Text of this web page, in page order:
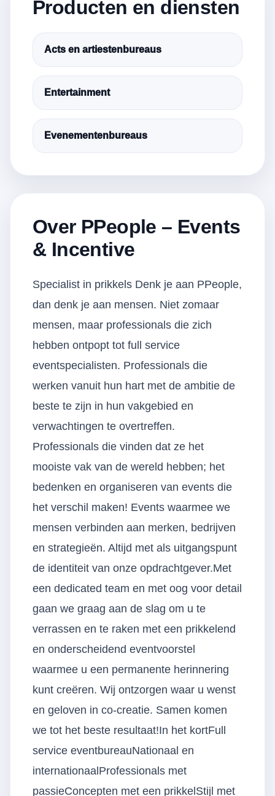
Producten en diensten
Acts en artiestenbureaus
Entertainment
Evenementenbureaus
Over PPeople – Events
& Incentive
Specialist in prikkels Denk je aan PPeople,
dan denk je aan mensen. Niet zomaar
mensen, maar professionals die zich
hebben ontpopt tot full service
eventspecialisten. Professionals die
werken vanuit hun hart met de ambitie de
beste te zijn in hun vakgebied en
verwachtingen te overtreffen.
Professionals die vinden dat ze het
mooiste vak van de wereld hebben; het
bedenken en organiseren van events die
het verschil maken! Events waarmee we
mensen verbinden aan merken, bedrijven
en strategieën. Altijd met als uitgangspunt
de identiteit van onze opdrachtgever.Met
een dedicated team en met oog voor detail
gaan we graag aan de slag om u te
verrassen en te raken met een prikkelend
en onderscheidend eventvoorstel
waarmee u een permanente herinnering
kunt creëren. Wij ontzorgen waar u wenst
en geloven in co-creatie. Samen komen
we tot het beste resultaat!In het kortFull
service eventbureauNationaal en
internationaalProfessionals met
passieConcepten met een prikkelStijl met